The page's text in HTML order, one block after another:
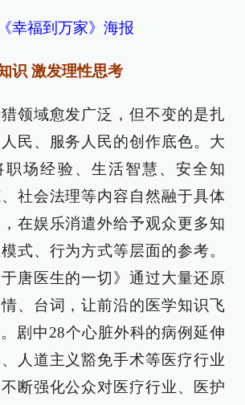
《幸福到万家》海报
识 激发理性思考
领域愈发广泛，但不变的是扎
民、服务人民的创作底色。大
职场经验、生活智慧、安全知
社会法理等内容自然融于具体
在娱乐消遣外给予观众更多知
式、行为方式等层面的参考。
唐医生的一切》通过大量还原
、台词，让前沿的医学知识飞
剧中28个心脏外科的病例延伸
人道主义豁免手术等医疗行业
断强化公众对医疗行业、医护